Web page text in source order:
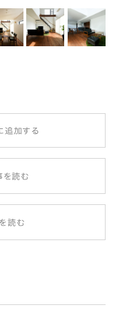
を読む
読む